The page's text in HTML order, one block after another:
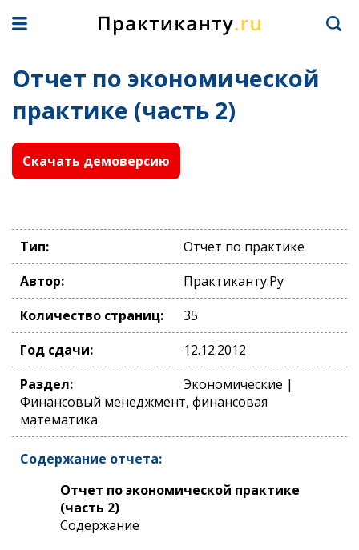
Отчет по экономической
практике (часть 2)
Скачать демоверсию
Тип:
Отчет по практике
Автор:
Практиканту.Ру
Количество страниц:
35
Год сдачи:
12.12.2012
Раздел:
Экономические |
Финансовый менеджмент, финансовая
математика
Содержание отчета:
Отчет по экономической практике
(часть 2)
Содержание